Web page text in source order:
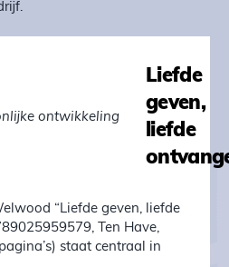
Liefde
geven,
liefde
“Liefde geven, liefde
Ten Have,
staat centraal in